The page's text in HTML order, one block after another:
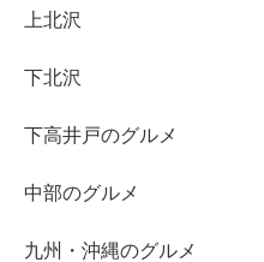
上北沢
下北沢
下高井戸のグルメ
中部のグルメ
九州・沖縄のグルメ